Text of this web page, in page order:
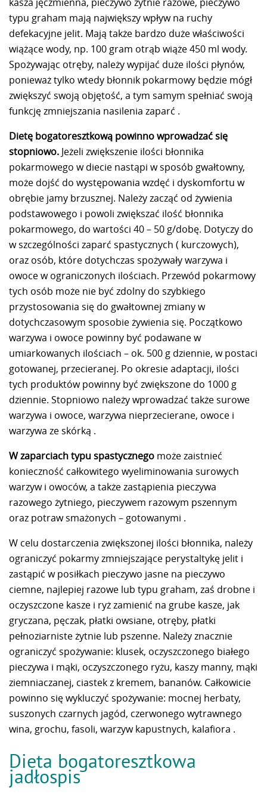
typu graham mają największy wpływ na ruchy
defekacyjne jelit. Mają także bardzo duże właściwości
wiążące wody, np. 100 gram otrąb wiąże 450 ml wody.
Spożywając otręby, należy wypijać duże ilości płynów,
ponieważ tylko wtedy błonnik pokarmowy będzie mógł
zwiększyć swoją objętość, a tym samym spełniać swoją
funkcję zmniejszania nasilenia zaparć .
Dietę bogatoresztkową powinno wprowadzać się
stopniowo. Jeżeli zwiększenie ilości błonnika
pokarmowego w diecie nastąpi w sposób gwałtowny,
może dojść do występowania wzdęć i dyskomfortu w
obrębie jamy brzusznej. Należy zacząć od żywienia
podstawowego i powoli zwiększać ilość błonnika
pokarmowego, do wartości 40 – 50 g/dobę. Dotyczy do
w szczególności zaparć spastycznych ( kurczowych),
oraz osób, które dotychczas spożywały warzywa i
owoce w ograniczonych ilościach. Przewód pokarmowy
tych osób może nie być zdolny do szybkiego
przystosowania się do gwałtownej zmiany w
dotychczasowym sposobie żywienia się. Początkowo
warzywa i owoce powinny być podawane w
umiarkowanych ilościach – ok. 500 g dziennie, w postaci
gotowanej, przecieranej. Po okresie adaptacji, ilości
tych produktów powinny być zwiększone do 1000 g
dziennie. Stopniowo należy wprowadzać także surowe
warzywa i owoce, warzywa nieprzecierane, owoce i
warzywa ze skórką .
W zaparciach typu spastycznego może zaistnieć
konieczność całkowitego wyeliminowania surowych
warzyw i owoców, a także zastąpienia pieczywa
razowego żytniego, pieczywem razowym pszennym
oraz potraw smażonych – gotowanymi .
W celu dostarczenia zwiększonej ilości błonnika, należy
ograniczyć pokarmy zmniejszające perystaltykę jelit i
zastąpić w posiłkach pieczywo jasne na pieczywo
ciemne, najlepiej razowe lub typu graham, zaś drobne i
oczyszczone kasze i ryż zamienić na grube kasze, jak
gryczana, pęczak, płatki owsiane, otręby, płatki
pełnoziarniste żytnie lub pszenne. Należy znacznie
ograniczyć spożywanie: klusek, oczyszczonego białego
pieczywa i mąki, oczyszczonego ryżu, kaszy manny, mąki
ziemniaczanej, ciastek z kremem, bananów. Całkowicie
powinno się wykluczyć spożywanie: mocnej herbaty,
suszonych czarnych jagód, czerwonego wytrawnego
wina, grochu, fasoli, warzyw kapustnych, kalafiora .
Dieta bogatoresztkowa
jadłospis